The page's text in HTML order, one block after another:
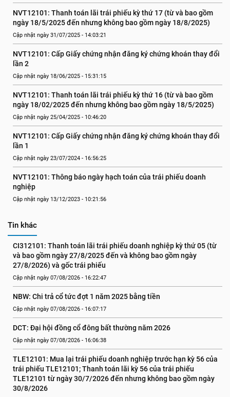
NVT12101: Thanh toán lãi trái phiếu kỳ thứ 17 (từ và bao gồm
ngày 18/5/2025 đến nhưng không bao gồm ngày 18/8/2025)
Cập nhật ngày 31/07/2025 - 14:03:21
NVT12101: Cấp Giấy chứng nhận đăng ký chứng khoán thay đổi
lần 2
Cập nhật ngày 18/06/2025 - 15:31:15
NVT12101: Thanh toán lãi trái phiếu kỳ thứ 16 (từ và bao gồm
ngày 18/02/2025 đến nhưng không bao gồm ngày 18/5/2025)
Cập nhật ngày 25/04/2025 - 10:46:20
NVT12101: Cấp Giấy chứng nhận đăng ký chứng khoán thay đổi
lần 1
Cập nhật ngày 23/07/2024 - 16:56:25
NVT12101: Thông báo ngày hạch toán của trái phiếu doanh
nghiệp
Cập nhật ngày 13/12/2023 - 10:21:56
Tin khác
CI312101: Thanh toán lãi trái phiếu doanh nghiệp kỳ thứ 05 (từ
và bao gồm ngày 27/8/2025 đến và không bao gồm ngày
27/8/2026) và gốc trái phiếu
Cập nhật ngày 07/08/2026 - 16:22:47
NBW: Chi trả cổ tức đợt 1 năm 2025 bằng tiền
Cập nhật ngày 07/08/2026 - 16:07:17
DCT: Đại hội đồng cổ đông bất thường năm 2026
Cập nhật ngày 07/08/2026 - 16:06:38
TLE12101: Mua lại trái phiếu doanh nghiệp trước hạn kỳ 56 của
trái phiếu TLE12101; Thanh toán lãi kỳ 56 của trái phiếu
TLE12101 từ ngày 30/7/2026 đến nhưng không bao gồm ngày
30/8/2026